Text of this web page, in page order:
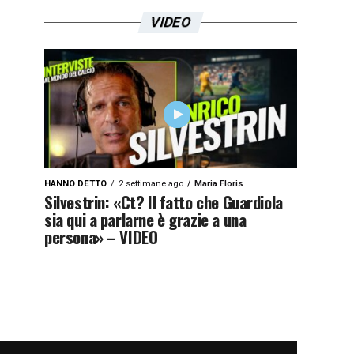
VIDEO
HANNO DETTO 2 settimane ago Maria Floris
Silvestrin: «Ct? Il fatto che Guardiola
sia qui a parlarne è grazie a una
persona» – VIDEO